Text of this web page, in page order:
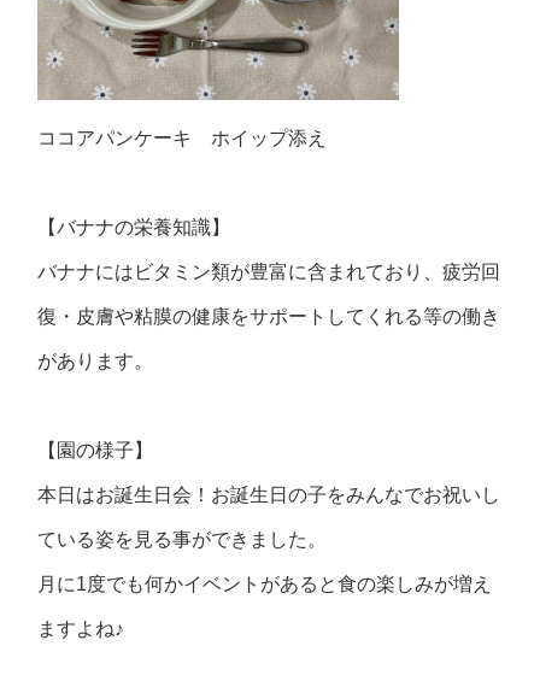
ココアパンケーキ ホイップ添え
【バナナの栄養知識】
バナナにはビタミン類が豊富に含まれており、疲労回
復・皮膚や粘膜の健康をサポートしてくれる等の働き
があります。
【園の様子】
本日はお誕生日会！お誕生日の子をみんなでお祝いし
ている姿を見る事ができました。
月に1度でも何かイベントがあると食の楽しみが増え
ますよね♪